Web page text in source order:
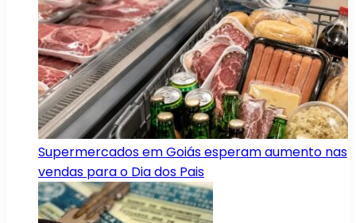
Supermercados em Goiás esperam aumento nas
vendas para o Dia dos Pais